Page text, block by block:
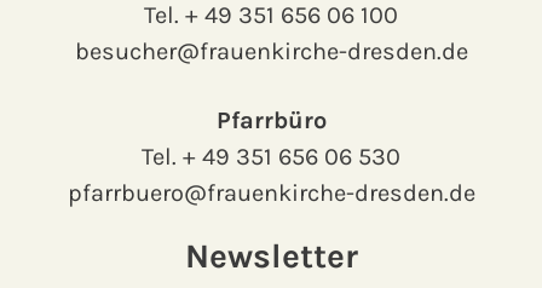
Tel. + 49 351 656 06 100
besucher@frauenkirche-dresden.de
Pfarrbüro
Tel. + 49 351 656 06 530
pfarrbuero@frauenkirche-dresden.de
Newsletter